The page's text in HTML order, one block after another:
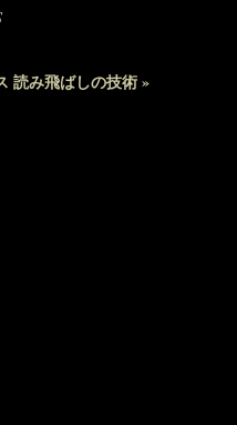
読み飛ばしの技術»